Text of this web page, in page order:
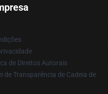
de Direitos Autorais
de Transparência de Cadeia de